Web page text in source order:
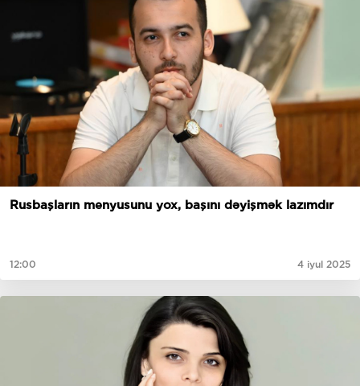
Rusbaşların menyusunu yox, başını dəyişmək lazımdır
12:00 4 iyul 2025